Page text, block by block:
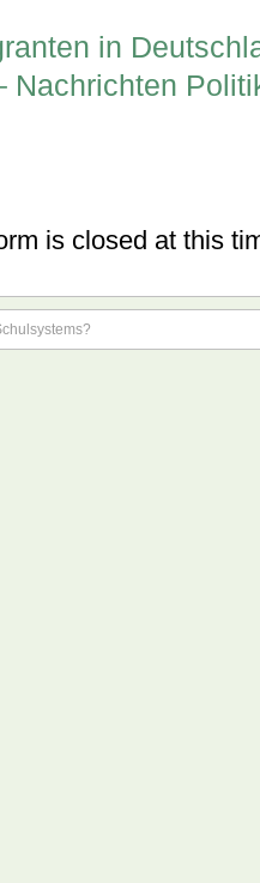
in
Nachrichten
is closed at this